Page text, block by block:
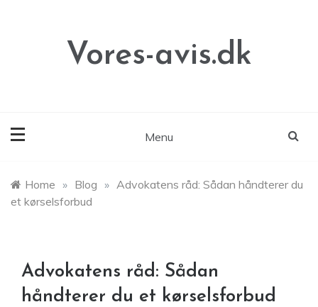
Vores-avis.dk
Menu
Home » Blog » Advokatens råd: Sådan håndterer du
et kørselsforbud
Advokatens råd: Sådan
håndterer du et kørselsforbud